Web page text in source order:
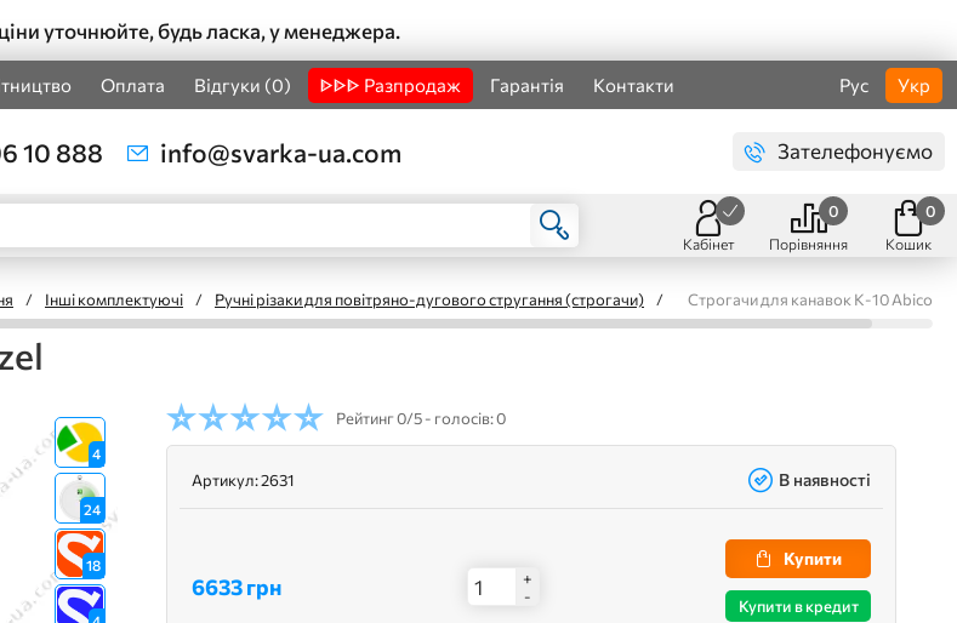
уточнюйте, будь ласка, у менеджера.
Оплата Відгуки (0) ᐈᐈᐈ Разпродаж Гарантія Контакти Рус Укр
10 888 info@svarka-ua.com Зателефонуємо
Кабінет Порівняння
0
Кошик
0
/ Інші комплектуючі / Ручні різаки для повітряно-дугового стругання (строгачи) / Строгачи для канавок К-10 Abicor
4
24
18
Рейтинг0/5 - голосів: 0
Артикул:2631 В наявності
6633 грн
+
-
Купити
Купити в кредит